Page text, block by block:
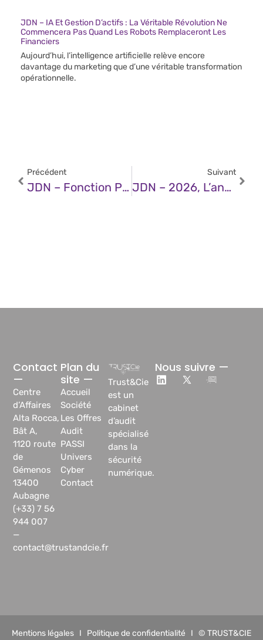
JDN – IA Et Gestion D’actifs : La Véritable Révolution Ne
Commencera Pas Quand Les Robots Remplaceront Les
Financiers
Aujourd’hui, l’intelligence artificielle relève encore
davantage du marketing que d’une véritable transformation
opérationnelle.
Précédent
JDN – Fonction Publique : L’IA Générative, Un Levier Managérial Sous-Exploité
Suivant
JDN – 2026, L’année De L’industrialisation De L’IA
Trust&Cie
est un
cabinet
d’audit
spécialisé
dans la
sécurité
numérique.
Plan du
site —
Accueil
Société
Les Offres
Audit
PASSI
Univers
Cyber
Contact
Contact
—
Centre
d’Affaires
Alta Rocca,
Bât A,
1120 route
de
Gémenos
13400
Aubagne
(+33) 7 56
944 007
—
contact@trustandcie.fr
Nous suivre —
Mentions légales I Politique de confidentialité I © TRUST&CIE